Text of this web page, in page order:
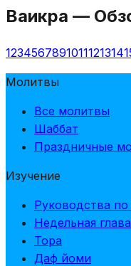
Ваикра —
1234567891011121314
Молитвы
Все молитвы
Шаббат
Праздничные
Изучение
Руководства
Недельная глава
Тора
Даф йоми